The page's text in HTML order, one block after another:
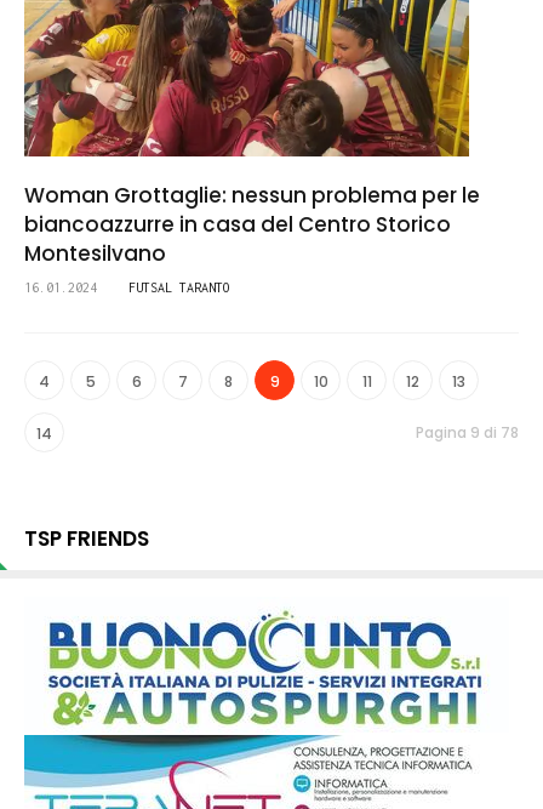
Woman Grottaglie: nessun problema per le
biancoazzurre in casa del Centro Storico
Montesilvano
16.01.2024 FUTSAL TARANTO
4 5 6 7 8 9 10 11 12 13
14 Pagina 9 di 78
TSP FRIENDS